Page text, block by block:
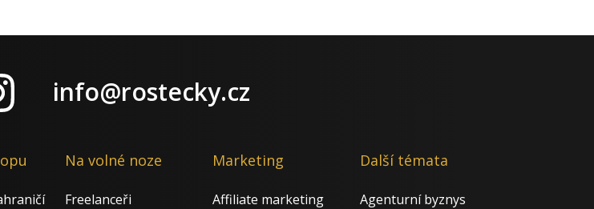
info@rostecky.cz
Na volné noze
Freelanceři
Marketing
Affiliate marketing
Další témata
Agenturní byznys